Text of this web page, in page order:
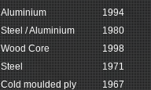
Aluminium 1994
Steel / Aluminium 1980
Wood Core 1998
Steel 1971
Cold moulded ply
1967